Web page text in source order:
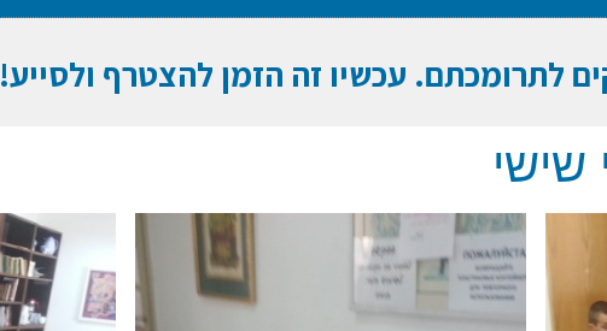
לתרומכתם. עכשיו זה הזמן להצטרף ולסייע!
שישי